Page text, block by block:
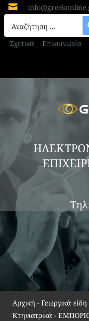

Σχετικά Επικοινωνία
Αρχική - Γεωργικά
Κτηνιατρικά-